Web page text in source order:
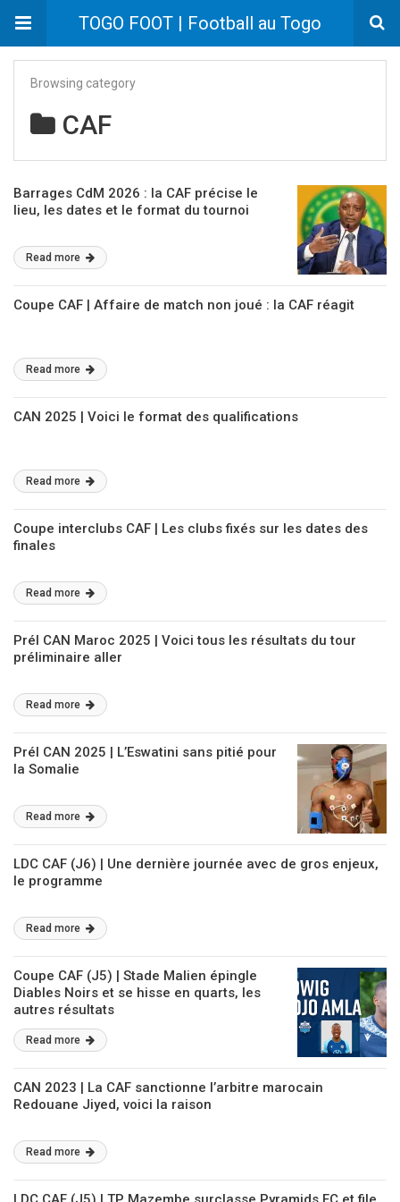
TOGO FOOT | Football au Togo
Browsing category
CAF
Barrages CdM 2026 : la CAF précise le
lieu, les dates et le format du tournoi
Read more
Coupe CAF | Affaire de match non joué : la CAF réagit
Read more
CAN 2025 | Voici le format des qualifications
Read more
Coupe interclubs CAF | Les clubs fixés sur les dates des
finales
Read more
Prél CAN Maroc 2025 | Voici tous les résultats du tour
préliminaire aller
Read more
Prél CAN 2025 | L’Eswatini sans pitié pour
la Somalie
Read more
LDC CAF (J6) | Une dernière journée avec de gros enjeux,
le programme
Read more
Coupe CAF (J5) | Stade Malien épingle
Diables Noirs et se hisse en quarts, les
autres résultats
Read more
CAN 2023 | La CAF sanctionne l’arbitre marocain
Redouane Jiyed, voici la raison
Read more